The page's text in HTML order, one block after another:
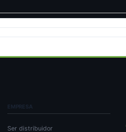
EMPRESA
Ser distribuidor